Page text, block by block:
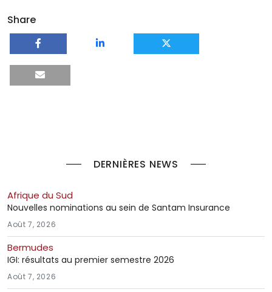
Share
DERNIÈRES NEWS
Afrique du Sud
Nouvelles nominations au sein de Santam Insurance
Août 7, 2026
Bermudes
IGI: résultats au premier semestre 2026
Août 7, 2026